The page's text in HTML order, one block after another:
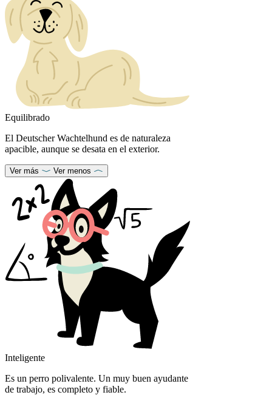
Equilibrado
El Deutscher Wachtelhund es de naturaleza
apacible, aunque se desata en el exterior.
Ver más Ver menos
Inteligente
Es un perro polivalente. Un muy buen ayudante
de trabajo, es completo y fiable.